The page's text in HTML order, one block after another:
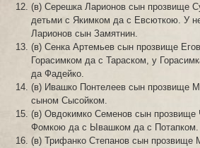
(в) Серешка Ларионов сын прозвище
детьми с Якимком да с Евсюткою. У
Ларионов сын Замятнин.
(в) Сенка Артемьев сын прозвище
Горасимком да с Тараском, у
да Фадейко.
(в) Ивашко Понтелеев сын прозвище
сыном Сысойком.
(в) Овдокимко Семенов сын прозвище
Фомкою да с Ывашком да с Потапком.
(в) Трифанко Степанов сын прозвище